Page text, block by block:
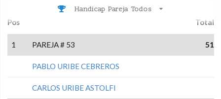
Handicap Pareja Todos
Pos Total
1 PAREJA # 53 51
PABLO URIBE CEBREROS
CARLOS URIBE ASTOLFI